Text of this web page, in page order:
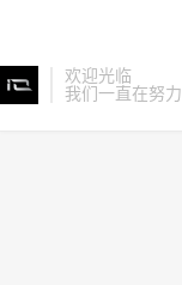
欢迎光临
我们一直在努力